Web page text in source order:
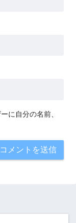
に自分の名前、